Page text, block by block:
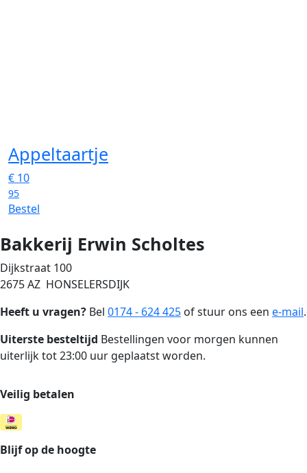
Appeltaartje
€ 10
95
Bestel
Bakkerij Erwin Scholtes
Dijkstraat 100
2675 AZ HONSELERSDIJK
Heeft u vragen? Bel 0174 - 624 425 of stuur ons een e-mail.
Uiterste besteltijd Bestellingen voor morgen kunnen
uiterlijk tot 23:00 uur geplaatst worden.
Veilig betalen
Blijf op de hoogte